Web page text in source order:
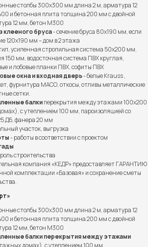
столбы 300х300 мм длина 2 м, арматура 12
и бетонная плита толщина 200 мм с двойной
12 мм, бетон М300
клееного бруса- сечение бруса 80х190 мм, если
120х190 мм – дом в 2 этажа
усиленная стропильная система 50х200 мм,
150 мм, водосточная система ПВХ круглая,
и лобовые планки ПВХ, софиты ПВХ
окна и входная дверь- белые Krauss ,
фурнитура МАСО, откосы, отливы металлические
сетки.
балкиперекрытия между этажами 100х200
с утеплением 100 мм, пароизоляцией со
ДБ, фанера 20 мм
участок, выгрузка
- работы в соответствии с проектом
строительства
компания «КЕДР» предоставляет ГАРАНТИЮ
комплектации «Базовая» и сохранение сметы
столбы 300х300 мм длина 2 м, арматура 12
и бетонная плита толщина 200 мм с двойной
12 мм, бетон М300
балки перекрытия между этажами
домах), с утеплением 100 мм,